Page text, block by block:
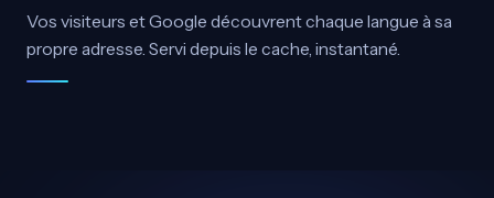
Vos visiteurs et Google découvrent chaque langue à sa
propre adresse. Servi depuis le cache, instantané.